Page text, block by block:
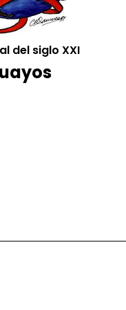
del siglo XXI